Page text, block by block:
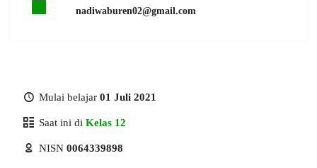
nadiwaburen02@gmail.com
Mulai belajar 01 Juli 2021
Saat ini di Kelas 12
NISN 0064339898